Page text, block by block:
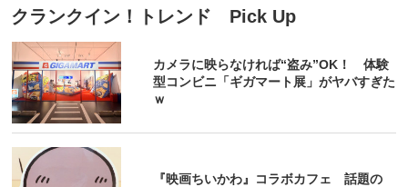
クランクイン！トレンド Pick Up
カメラに映らなければ“盗み”OK！ 体験
型コンビニ「ギガマート展」がヤバすぎた
ｗ
『映画ちいかわ』コラボカフェ 話題の